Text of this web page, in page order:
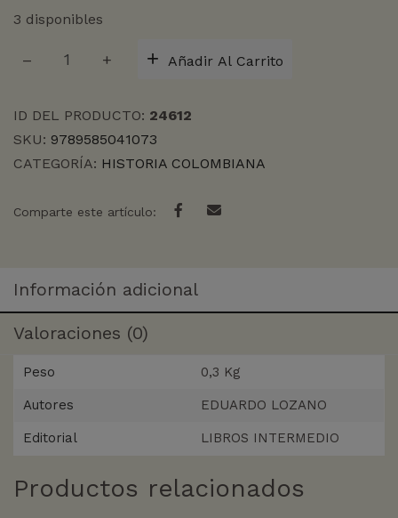
3 disponibles
DESPUES
QUE
cantidad
Añadir Al Carrito
ID DEL PRODUCTO: 24612
SKU: 9789585041073
CATEGORÍA: HISTORIA COLOMBIANA
Comparte este artículo:
Información adicional
Valoraciones (0)
Peso 0,3 Kg
Autores EDUARDO LOZANO
Editorial LIBROS INTERMEDIO
Productos relacionados